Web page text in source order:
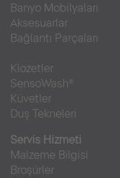
Banyo Mobilyaları
Aksesuarlar
Bağlantı Parçaları
Klozetler
SensoWash®
Küvetler
Duş Tekneleri
Servis Hizmeti
Malzeme Bilgisi
Broşürler